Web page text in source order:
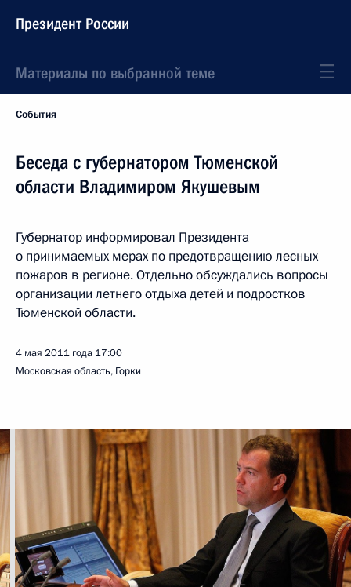
Президент России
Материалы по выбранной теме
События
Беседа с губернатором Тюменской
области Владимиром Якушевым
Губернатор информировал Президента
о принимаемых мерах по предотвращению лесных
пожаров в регионе. Отдельно обсуждались вопросы
организации летнего отдыха детей и подростков
Тюменской области.
4 мая 2011 года 17:00
Московская область, Горки